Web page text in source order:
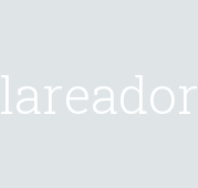
clareador